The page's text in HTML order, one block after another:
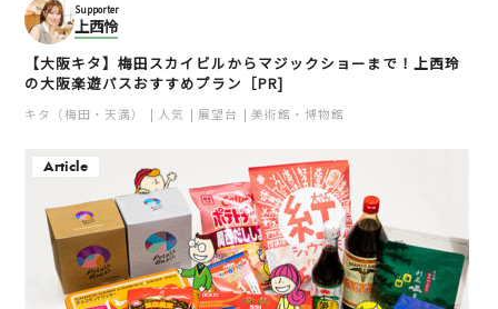
Supporter
上西怜
【大阪キタ】梅田スカイビルからマジックショーまで！上西玲
の大阪楽遊パスおすすめプラン［PR]
キタ（梅田・天満） 人気 展望台 美術館・博物館
Article